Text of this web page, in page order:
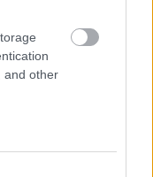
and other